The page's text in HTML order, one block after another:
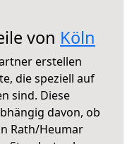
von Köln
erstellen
die speziell auf
sind. Diese
davon, ob
Rath/Heumar